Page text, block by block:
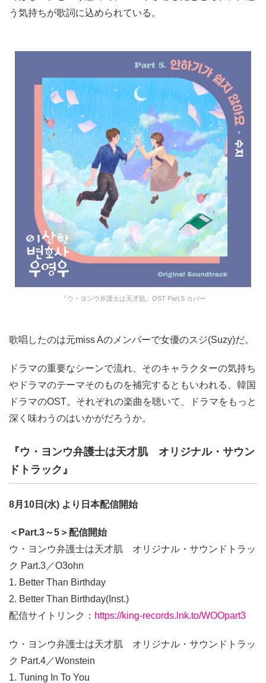
う気持ちが歌詞に込められている。
『ウ・ヨンウ弁護士は天才肌』OST Part.5 カバー
歌唱したのは元miss Aのメンバーで女優のスジ(Suzy)だ。
ドラマの重要なシーンで流れ、そのキャラクターの気持ち
やドラマのテーマそのものを補完するともいわれる、韓国
ドラマのOST。それぞれの楽曲を聴いて、ドラマをもっと
深く味わうのはいかがだろうか。
『ウ・ヨンウ弁護士は天才肌 オリジナル・サウン
ドトラック』
8月10日(水) より日本配信開始
＜Part.3～5＞配信開始
ウ・ヨンウ弁護士は天才肌 オリジナル・サウンドトラッ
ク Part.3／O3ohn
1. Better Than Birthday
2. Better Than Birthday(Inst.)
配信サイトリンク： https://king-records.lnk.to/WOOpart3
ウ・ヨンウ弁護士は天才肌 オリジナル・サウンドトラッ
ク Part.4／Wonstein
1. Tuning In To You